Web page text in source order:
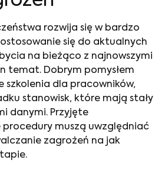
rozwija się w bardzo
się do aktualnych
na bieżąco z najnowszymi
temat. Dobrym pomysłem
szkolenia dla pracowników,
stanowisk, które mają stały
danymi. Przyjęte
procedury muszą uwzględniać
zagrożeń na jak